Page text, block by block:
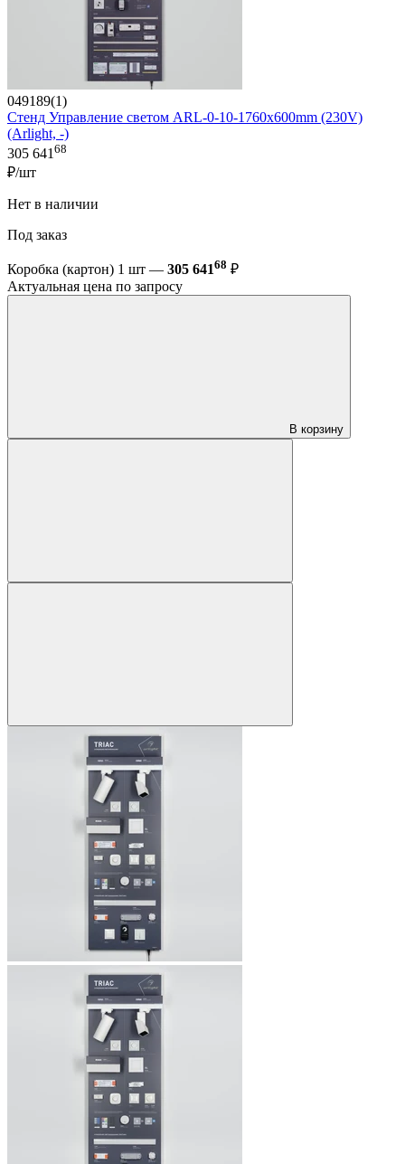
049189(1)
Стенд Управление светом ARL-0-10-1760x600mm (230V)
(Arlight, -)
305 641 68
₽/шт
Нет в наличии
Под заказ
Коробка (картон) 1 шт — 305 64168 ₽
Актуальная цена по запросу
В корзину